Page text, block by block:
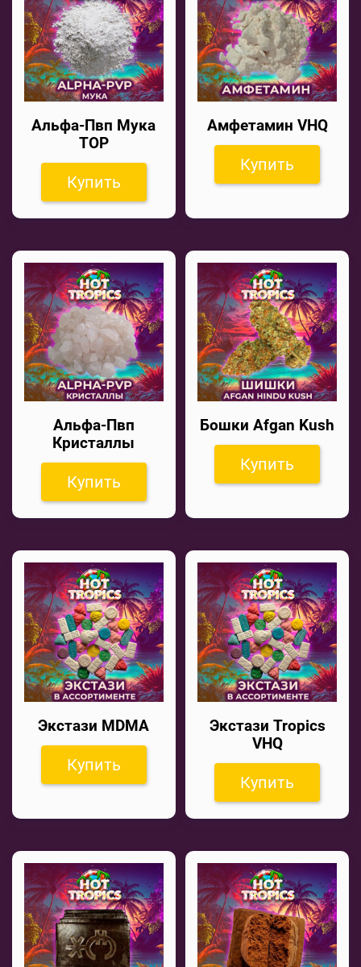
Альфа-Пвп Мука
TOP
Купить
Амфетамин VHQ
Купить
Альфа-Пвп
Кристаллы
Купить
Бошки Afgan Kush
Купить
Экстази MDMA
Купить
Экстази Tropics
VHQ
Купить